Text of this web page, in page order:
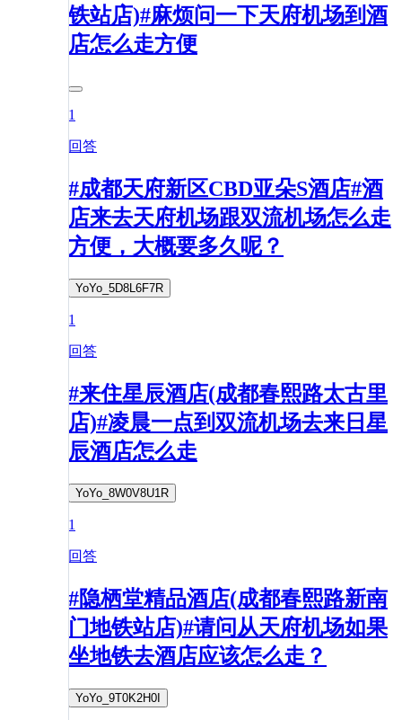
铁站店)#麻烦问一下天府机场到酒
店怎么走方便
1
回答
#成都天府新区CBD亚朵S酒店#酒
店来去天府机场跟双流机场怎么走
方便，大概要多久呢？
YoYo_5D8L6F7R
1
回答
#来住星辰酒店(成都春熙路太古里
店)#凌晨一点到双流机场去来日星
辰酒店怎么走
YoYo_8W0V8U1R
1
回答
#隐栖堂精品酒店(成都春熙路新南
门地铁站店)#请问从天府机场如果
坐地铁去酒店应该怎么走？
YoYo_9T0K2H0I